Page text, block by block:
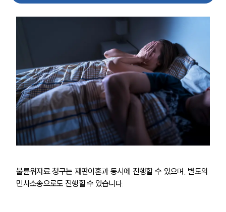
불륜위자료 청구는 재판이혼과 동시에 진행할 수 있으며, 별도의
민사소송으로도 진행할 수 있습니다.